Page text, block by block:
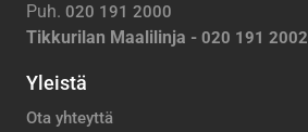
Puh. 020 191 2000
Tikkurilan Maalilinja - 020 191 2002
Yleistä
Ota yhteyttä